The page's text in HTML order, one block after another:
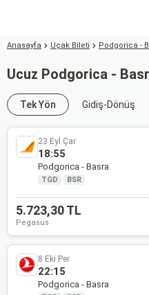
Anasayfa Uçak Bileti Podgorica -
Ucuz Podgorica -
Tek Yön Gidiş-Dönüş
23 Eyl Çar
18:55
Podgorica - Basra
TGD · BSR
5.723,30 TL
Pegasus
8 Eki Per
22:15
Podgorica - Basra